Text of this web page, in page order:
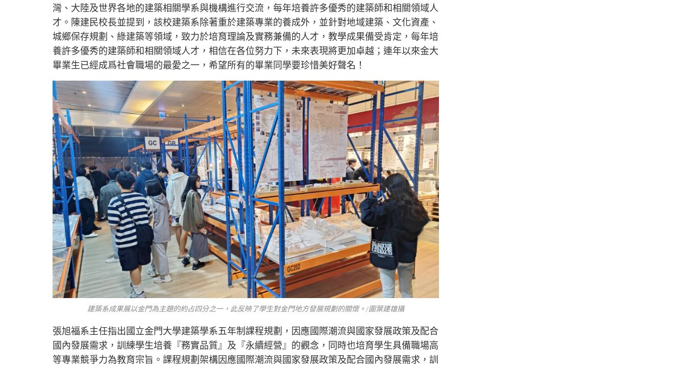
灣、大陸及世界各地的建築相關學系與機構進行交流，每年培養許多優秀的建築師和相關領域人
才。陳建民校長並提到，該校建築系除著重於建築專業的養成外，並針對地域建築、文化資產、
城鄉保存規劃、綠建築等領域，致力於培育理論及實務兼備的人才，教學成果備受肯定，每年培
養許多優秀的建築師和相關領域人才，相信在各位努力下，未來表現將更加卓越；連年以來金大
畢業生已經成爲社會職場的最愛之一，希望所有的畢業同學要珍惜美好聲名！
建築系成果展以金門為主題的約占四分之一，此反映了學生對金門地方發展規劃的關懷。/圖葉建雄攝
張旭福系主任指出國立金門大學建築學系五年制課程規劃，因應國際潮流與國家發展政策及配合
國內發展需求，訓練學生培養『務實品質』及『永續經營』的觀念，同時也培育學生具備職場高
等專業競爭力為教育宗旨。課程規劃架構因應國際潮流與國家發展政策及配合國內發展需求，訓